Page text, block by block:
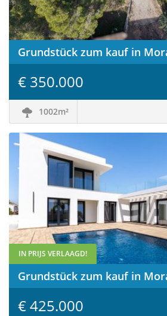
€ 350.000
1002m²
IN PRIJS VERLAAGD!
€ 425.000